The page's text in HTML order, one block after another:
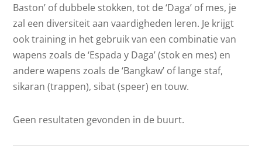
Baston’ of dubbele stokken, tot de ‘Daga’ of mes, je
zal een diversiteit aan vaardigheden leren. Je krijgt
ook training in het gebruik van een combinatie van
wapens zoals de ‘Espada y Daga’ (stok en mes) en
andere wapens zoals de ‘Bangkaw’ of lange staf,
sikaran (trappen), sibat (speer) en touw.
Geen resultaten gevonden in de buurt.